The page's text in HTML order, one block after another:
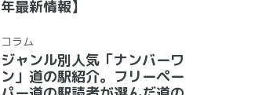
年最新情報】
コラム
ジャンル別人気「ナンバーワ
ン」道の駅紹介。フリーペー